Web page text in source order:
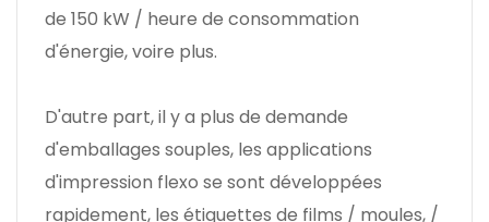
de 150 kW / heure de consommation
d'énergie, voire plus.
D'autre part, il y a plus de demande
d'emballages souples, les applications
d'impression flexo se sont développées
rapidement, les étiquettes de films / moules, /